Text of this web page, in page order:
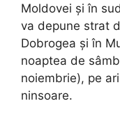
Moldovei și în
va depune strat
Dobrogea și în
noaptea de
noiembrie), pe
ninsoare.